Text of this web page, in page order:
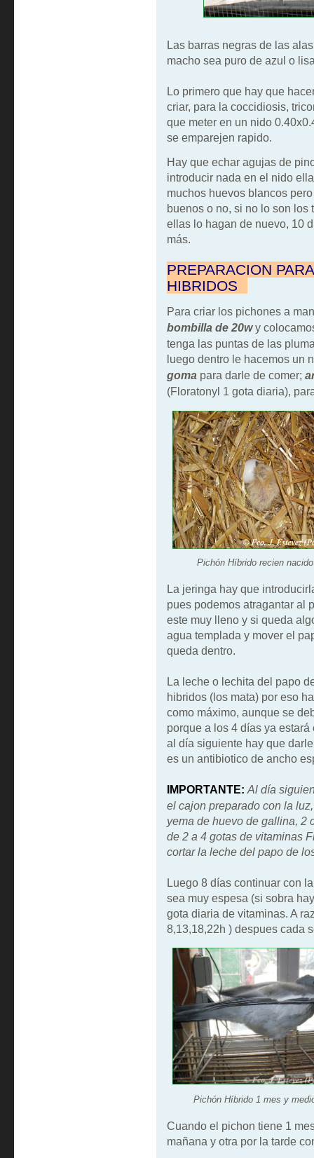
Las barras negras de las
macho sea puro de azul o
Lo primero que hay que
criar, para la coccidiosis,
que meter en un nido
se emparejen rapido.
Hay que echar agujas de
introducir nada en el nido
muchos huevos blancos
buenos o no, si no lo son los
ellas lo hagan de nuevo, 10
más.
PREPARACION
HIBRIDOS
Para criar los pichones a
bombilla de 20wy
tenga las puntas de las
luego dentro le hacemos un
gomapara darle de comer;
(Floratonyl 1 gota diaria),
Pichón Híbrido recien nacido
La jeringa hay que
pues podemos atragantar al
este muy lleno y si queda
agua templada y mover el
queda dentro.
La leche o lechita del papo
hibridos (los mata) por eso
como máximo, aunque se
porque a los 4 días ya
al día siguiente hay que
es un antibiotico de ancho
IMPORTANTE: Al día
el cajon preparado con la
yema de huevo de gallina, 2
de 2 a 4 gotas de vitaminas
cortar la leche del papo de
Luego 8 días continuar con
sea muy espesa (si sobra
gota diaria de vitaminas. A
8,13,18,22h ) despues cada
Pichón Híbrido 1 mes y
Cuando el pichon tiene 1
mañana y otra por la tarde